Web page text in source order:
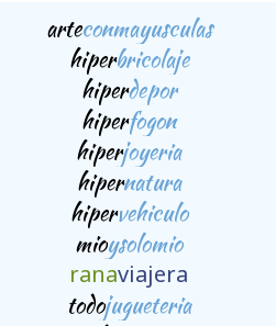
arteconmayusculas
hiperbricolaje
hiperdepor
hiperfogon
hiperjoyeria
hipernatura
hipervehiculo
mioysolomio
ranaviajera
todojugueteria